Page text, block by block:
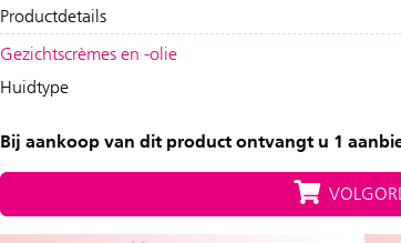
Productdetails
Gezichtscrèmes en -olie
Huidtype
Bij aankoop van dit product ontvangt u 1